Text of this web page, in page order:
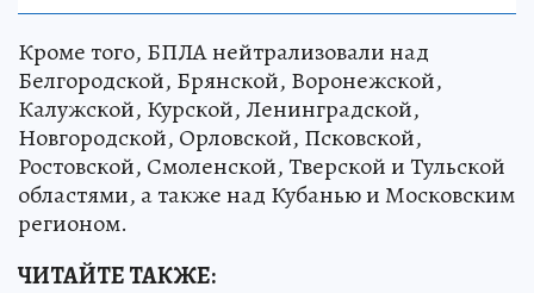
Кроме того, БПЛА нейтрализовали над
Белгородской, Брянской, Воронежской,
Калужской, Курской, Ленинградской,
Новгородской, Орловской, Псковской,
Ростовской, Смоленской, Тверской и Тульской
областями, а также над Кубанью и Московским
регионом.
ЧИТАЙТЕ ТАКЖЕ: